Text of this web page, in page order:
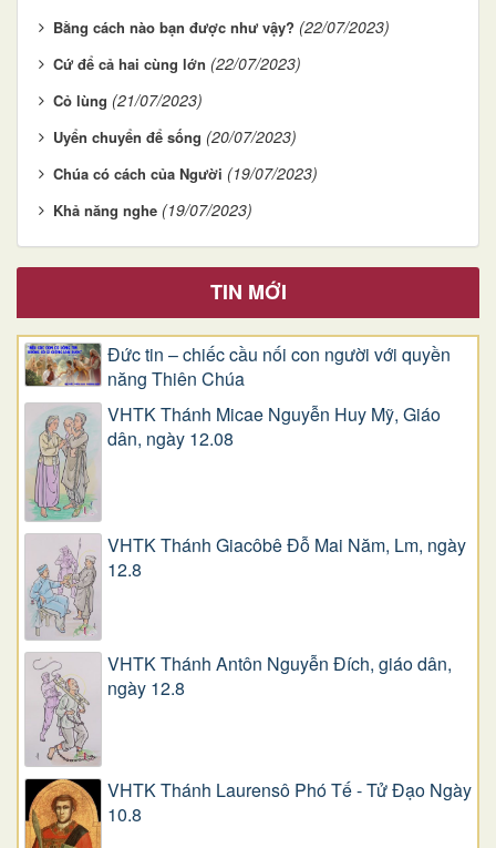
Bằng cách nào bạn được như vậy? (22/07/2023)
Cứ để cả hai cùng lớn (22/07/2023)
Cỏ lùng (21/07/2023)
Uyển chuyển để sống (20/07/2023)
Chúa có cách của Người (19/07/2023)
Khả năng nghe (19/07/2023)
TIN MỚI
Đức tin – chiếc cầu nối con người với quyền
năng Thiên Chúa
VHTK Thánh Micae Nguyễn Huy Mỹ, Giáo
dân, ngày 12.08
VHTK Thánh Giacôbê Ðỗ Mai Năm, Lm, ngày
12.8
VHTK Thánh Antôn Nguyễn Ðích, giáo dân,
ngày 12.8
VHTK Thánh Laurensô Phó Tế - Tử Đạo Ngày
10.8